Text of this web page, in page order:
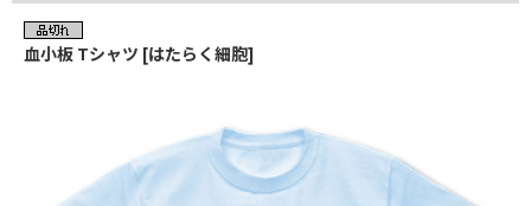
血小板 Tシャツ [はたらく細胞]